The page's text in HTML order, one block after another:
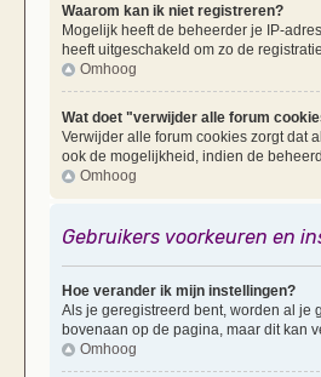
Waarom kan ik niet registreren?
Mogelijk heeft de beheerder je IP-
heeft uitgeschakeld om zo de
Omhoog
Wat doet "verwijder alle forum
Verwijder alle forum cookies zorgt dat
ook de mogelijkheid, indien de
Omhoog
Gebruikers voorkeuren en
Hoe verander ik mijn instellingen?
Als je geregistreerd bent, worden al je
bovenaan op de pagina, maar dit kan
Omhoog